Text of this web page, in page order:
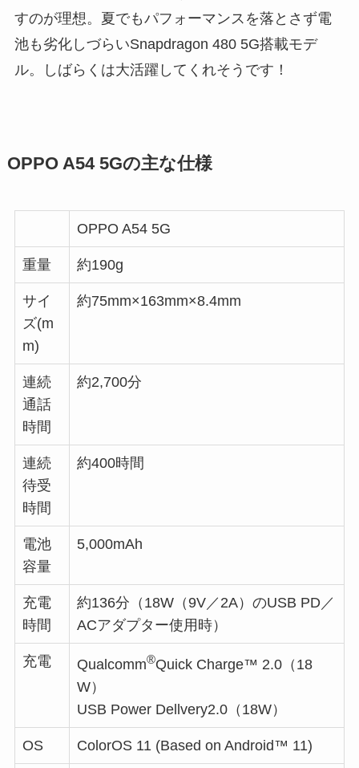
すのが理想。夏でもパフォーマンスを落とさず電
池も劣化しづらいSnapdragon 480 5G搭載モデ
ル。しばらくは大活躍してくれそうです！
OPPO A54 5Gの主な仕様
OPPO A54 5G
重量 約190g
サイ
ズ(m
m)
約75mm×163mm×8.4mm
連続
通話
時間
約2,700分
連続
待受
時間
約400時間
電池
容量
5,000mAh
充電
時間
約136分（18W（9V／2A）のUSB PD／
ACアダプター使用時）
充電 Qualcomm®Quick Charge™ 2.0（18
W）
USB Power Dellvery2.0（18W）
OS ColorOS 11 (Based on Android™ 11)